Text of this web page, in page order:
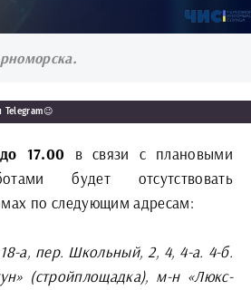
17.00 в связи с плановыми
будет отсутствовать
по следующим адресам:
а, пер. Школьный, 2, 4, 4-а. 4-б.
(стройплощадка), м-н «Люкс-